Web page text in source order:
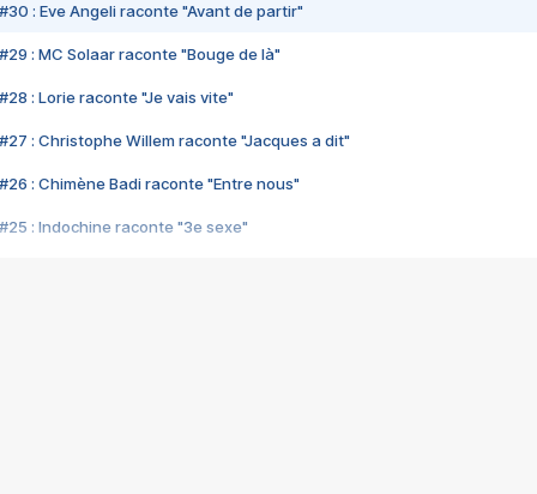
#30 : Eve Angeli raconte "Avant de partir"
#29 : MC Solaar raconte "Bouge de là"
#28 : Lorie raconte "Je vais vite"
#27 : Christophe Willem raconte "Jacques a dit"
#26 : Chimène Badi raconte "Entre nous"
#25 : Indochine raconte "3e sexe"